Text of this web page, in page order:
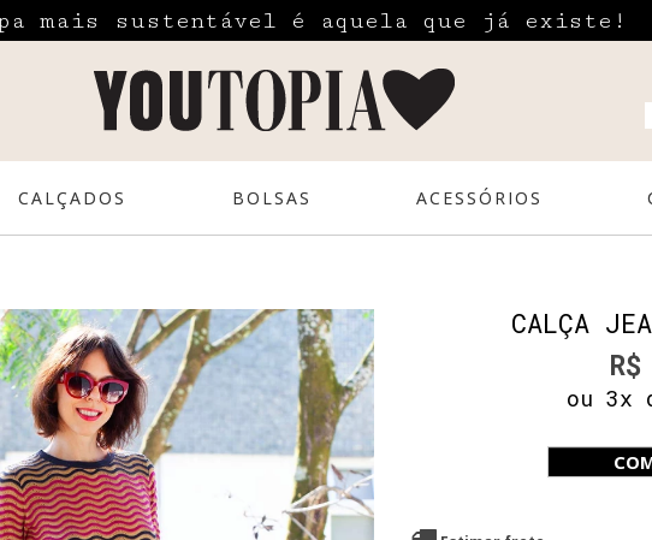
mais sustentável é aquela que já existe!
CALÇADOS BOLSAS ACESSÓRIOS
CALÇA
ou 3x